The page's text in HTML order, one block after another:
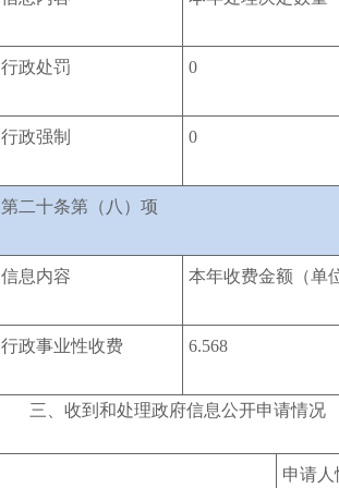
行政处罚 0
行政强制 0
第二十条第（八）项
信息内容 本年收费金额（单
行政事业性收费 6.568
三、收到和处理政府信息公开申请情况
申请人